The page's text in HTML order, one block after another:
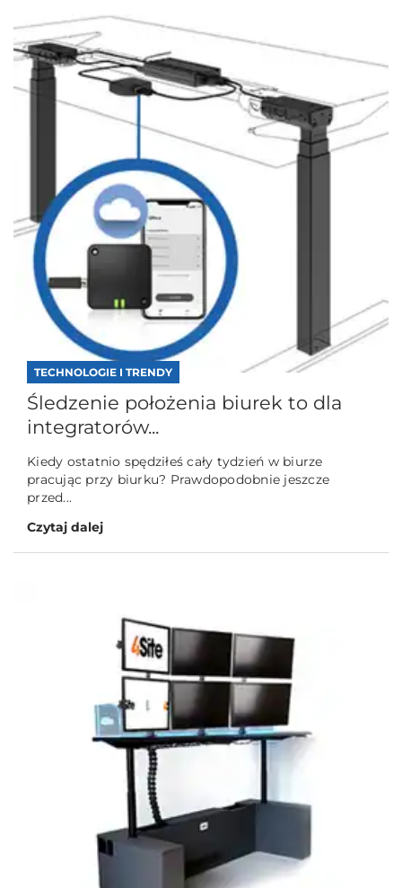
TECHNOLOGIE I TRENDY
Śledzenie położenia biurek to dla
integratorów...
Kiedy ostatnio spędziłeś cały tydzień w biurze
pracując przy biurku? Prawdopodobnie jeszcze
przed...
Czytaj dalej